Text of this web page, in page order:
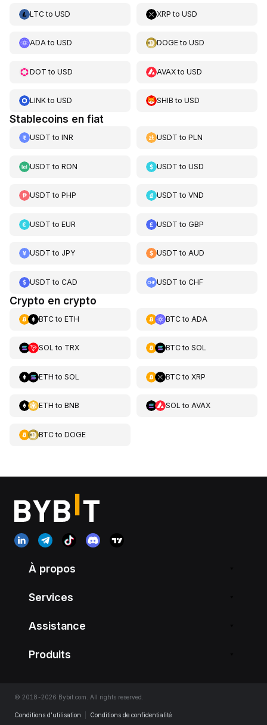
LTCto USD XRP toUSD
ADAto USD DOGEtoUSD
DOT to USD AVAXtoUSD
LINKto USD SHIB toUSD
Stablecoins en fiat
USDT to INR USDT toPLN
USDT to RON USDT toUSD
USDT to PHP USDT toVND
USDT to EUR USDT toGBP
USDT to JPY USDT toAUD
USDT to CAD USDT toCHF
Crypto en crypto
BTCto ETH BTCto ADA
SOL to TRX BTCto SOL
ETH to SOL BTCto XRP
ETH to BNB SOL to AVAX
BTCto DOGE
À propos
Services
Assistance
Produits
© 2018-2026 Bybit.com. All rights reserved.
Conditions d’utilisation Conditions de confidentialité